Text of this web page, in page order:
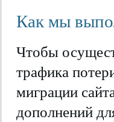
Как мы
Чтобы
трафика
миграции
дополнений